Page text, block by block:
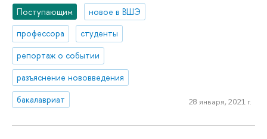
Поступающим
новое в ВШЭ
профессора
студенты
репортаж о событии
разъяснение нововведения
бакалавриат
28 января, 2021 г.